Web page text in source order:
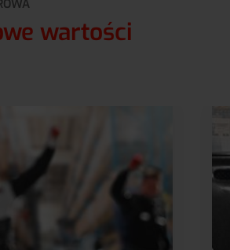
wartości